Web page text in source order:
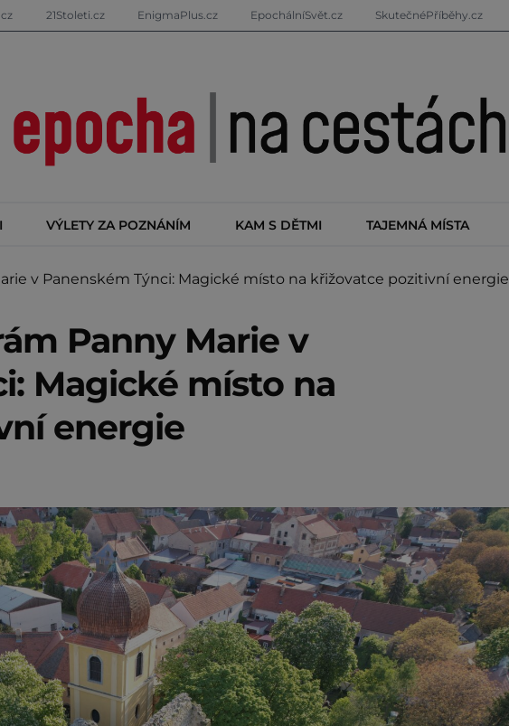
21Stoleti.cz EnigmaPlus.cz EpochálníSvět.cz SkutečnéPříběhy.cz
VÝLETY ZA POZNÁNÍM KAM S DĚTMI TAJEMNÁ MÍSTA
v Panenském Týnci: Magické místo na křižovatce pozitivní energie
Panny Marie v
Magické místo na
energie